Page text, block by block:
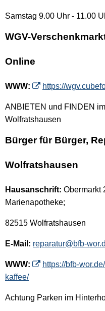
Samstag 9.00 Uhr - 11.00
WGV-
Online
WWW: https://
ANBIETEN und FINDEN
Wolfratshausen
Bürger für Bürger,
Wolfratshausen
Hausanschrift: Obermarkt
Marienapotheke;
82515 Wolfratshausen
E-Mail: reparatur@bfb-
WWW:
https://bfb-
kaffee/
Achtung Parken im